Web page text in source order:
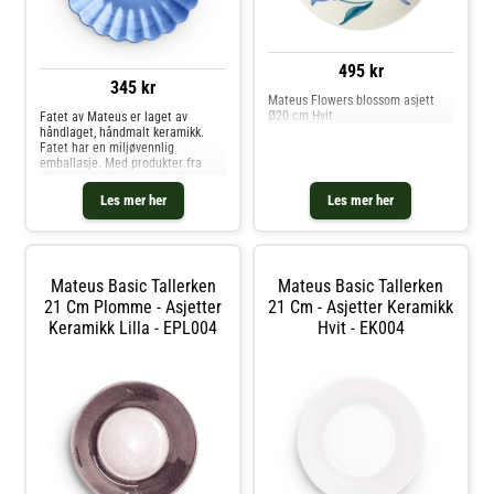
345 kr
Les mer her
Fatet av Mateus er laget av
håndlaget, håndmalt keramikk.
Fatet har en miljøvennlig
emballasje. Med produkter fra
denne serien kan du enkelt skape
en elegant borddekking som
passer perfekt for finere
anledninger. Om fatet fra Mateus -
fatet - Kan vaskes i
oppvaskmaskin. - Kan brukes i
mikrobølgeovn. - Kan fryses. Kjøp
Asjetter og andre Tallerkener hos
495 kr
Les mer her
Mateus Flowers blossom asjett
Ø20 cm Hvit
Mateus Basic Tallerken
21 Cm Plomme - Asjetter
Keramikk Lilla - EPL004
Mateus Basic Tallerken
21 Cm - Asjetter Keramikk
Hvit - EK004